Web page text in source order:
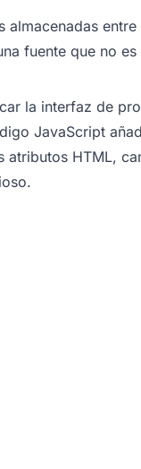
almacenadas
fuente que no
la interfaz de
JavaScript
HTML,